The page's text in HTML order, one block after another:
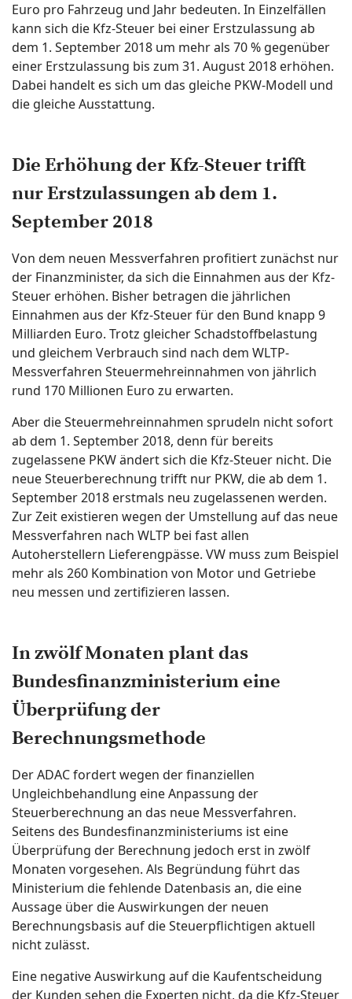
Euro pro Fahrzeug und Jahr bedeuten. In Einzelfällen
kann sich die Kfz-Steuer bei einer Erstzulassung ab
dem 1. September 2018 um mehr als 70 % gegenüber
einer Erstzulassung bis zum 31. August 2018 erhöhen.
Dabei handelt es sich um das gleiche PKW-Modell und
die gleiche Ausstattung.
Die Erhöhung der Kfz-Steuer trifft
nur Erstzulassungen ab dem 1.
September 2018
Von dem neuen Messverfahren profitiert zunächst nur
der Finanzminister, da sich die Einnahmen aus der Kfz-
Steuer erhöhen. Bisher betragen die jährlichen
Einnahmen aus der Kfz-Steuer für den Bund knapp 9
Milliarden Euro. Trotz gleicher Schadstoffbelastung
und gleichem Verbrauch sind nach dem WLTP-
Messverfahren Steuermehreinnahmen von jährlich
rund 170 Millionen Euro zu erwarten.
Aber die Steuermehreinnahmen sprudeln nicht sofort
ab dem 1. September 2018, denn für bereits
zugelassene PKW ändert sich die Kfz-Steuer nicht. Die
neue Steuerberechnung trifft nur PKW, die ab dem 1.
September 2018 erstmals neu zugelassenen werden.
Zur Zeit existieren wegen der Umstellung auf das neue
Messverfahren nach WLTP bei fast allen
Autoherstellern Lieferengpässe. VW muss zum Beispiel
mehr als 260 Kombination von Motor und Getriebe
neu messen und zertifizieren lassen.
In zwölf Monaten plant das
Bundesfinanzministerium eine
Überprüfung der
Berechnungsmethode
Der ADAC fordert wegen der finanziellen
Ungleichbehandlung eine Anpassung der
Steuerberechnung an das neue Messverfahren.
Seitens des Bundesfinanzministeriums ist eine
Überprüfung der Berechnung jedoch erst in zwölf
Monaten vorgesehen. Als Begründung führt das
Ministerium die fehlende Datenbasis an, die eine
Aussage über die Auswirkungen der neuen
Berechnungsbasis auf die Steuerpflichtigen aktuell
nicht zulässt.
Eine negative Auswirkung auf die Kaufentscheidung
der Kunden sehen die Experten nicht, da die Kfz-Steuer